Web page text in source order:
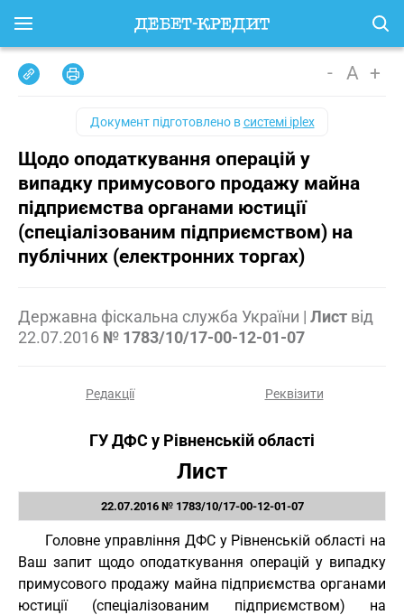
- A +
Документ підготовлено всистемі iplex
Щодо оподаткування операцій у
випадку примусового продажу майна
підприємства органами юстиції
(спеціалізованим підприємством) на
публічних (електронних торгах)
Державна фіскальна служба України | Лист від
22.07.2016 № 1783/10/17-00-12-01-07
Редакції Реквізити
ГУ ДФС у Рівненській області
Лист
22.07.2016 № 1783/10/17-00-12-01-07
Головне управління ДФС у Рівненській області на
Ваш запит щодо оподаткування операцій у випадку
примусового продажу майна підприємства органами
юстиції (спеціалізованим підприємством) на